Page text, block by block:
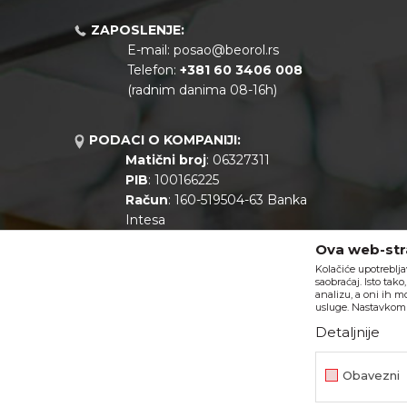
ZAPOSLENJE:
E-mail: posao@beorol.rs
Telefon: +381 60 3406 008
(radnim danima 08-16h)
PODACI O KOMPANIJI:
Matični broj: 06327311
PIB: 100166225
Račun: 160-519504-63 Banka
Intesa
Nastojimo da budemo što precizniji u opisu proizvoda,
Ova web-
Kolačiće
saobraćaj. Isto
analizu, a oni ih
usluge.
Detaljnije
Obavezni